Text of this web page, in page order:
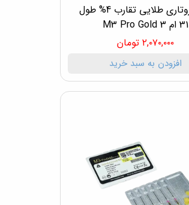
فایل روتاری طلایی تقارب 4% طول
31 ام 3 M3 Pro Gold
۲,۰۷۰,۰۰۰ تومان
افزودن به سبد خرید